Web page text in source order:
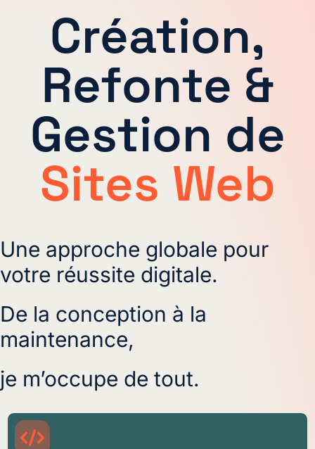
Création,
Refonte &
Gestion de
Sites Web
Une approche globale pour
votre réussite digitale.
De la conception à la
maintenance,
je m’occupe de tout.